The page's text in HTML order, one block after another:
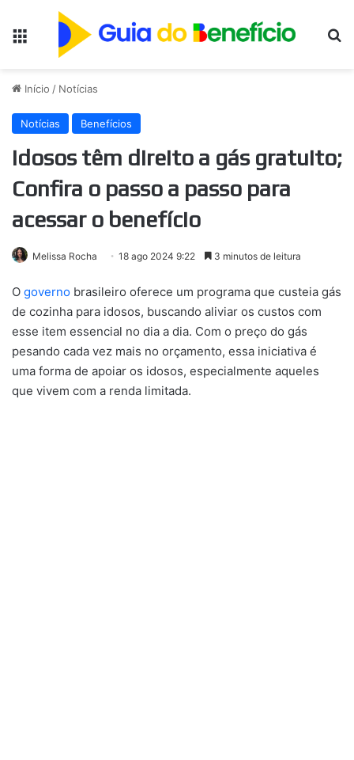
Início / Notícias
Notícias Benefícios
Idosos têm direito a gás gratuito;
Confira o passo a passo para
acessar o benefício
Melissa Rocha 18 ago 2024 9:22 3 minutos de leitura
O governo brasileiro oferece um programa que custeia gás
de cozinha para idosos, buscando aliviar os custos com
esse item essencial no dia a dia. Com o preço do gás
pesando cada vez mais no orçamento, essa iniciativa é
uma forma de apoiar os idosos, especialmente aqueles
que vivem com a renda limitada.